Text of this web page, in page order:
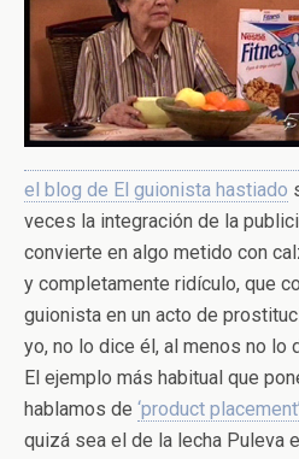
el blog de El guionista hastiado
veces la integración de la
convierte en algo metido con
y completamente ridículo, que
guionista en un acto de
yo, no lo dice él, al menos no lo
El ejemplo más habitual que
hablamos de ‘product
quizá sea el de la lecha Puleva